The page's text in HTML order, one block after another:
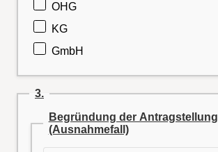
OHG
KG
GmbH
3.
Begründung der Antragstellung
(Ausnahmefall)